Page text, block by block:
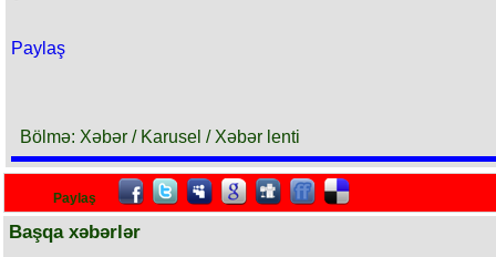
Paylaş
Bölmə: Xəbər / Karusel / Xəbər lenti
Paylaş
Başqa xəbərlər